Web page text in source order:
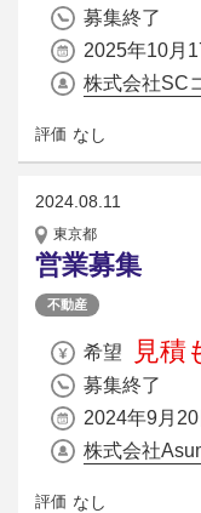
募集終了
2025年10月
株式会社SC
評価 なし
2024.08.11
東京都
営業募集
不動産
希望 見積
募集終了
2024年9月
株式会社
評価 なし